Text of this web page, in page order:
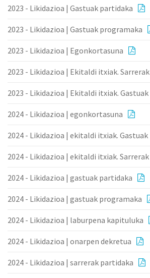
2023 - Likidazioa | Gastuak partidaka
2023 - Likidazioa | Gastuak programaka
2023 - Likidazioa | Egonkortasuna
2023 - Likidazioa | Ekitaldi itxiak. Sarrerak
2023 - Likidazioa | Ekitaldi itxiak. Gastuak
2024 - Likidazioa | egonkortasuna
2024 - Likidazioa | ekitaldi itxiak. Gastuak
2024 - Likidazioa | ekitaldi itxiak. Sarrerak
2024 - Likidazioa | gastuak partidaka
2024 - Likidazioa | gastuak programaka
2024 - Likidazioa | laburpena kapituluka
2024 - Likidazioa | onarpen dekretua
2024 - Likidazioa | sarrerak partidaka